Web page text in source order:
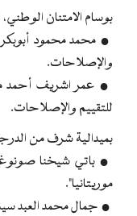
بوسام الامتنان الوطني،
● محمد محمود أبوبكر
والإصلاحات.
● عمر اشريف أحمد
للتقييم والإصلاحات.
بميدالية شرف من
● باتي شيخنا
موريتانيا".
● جمال محمد العبد